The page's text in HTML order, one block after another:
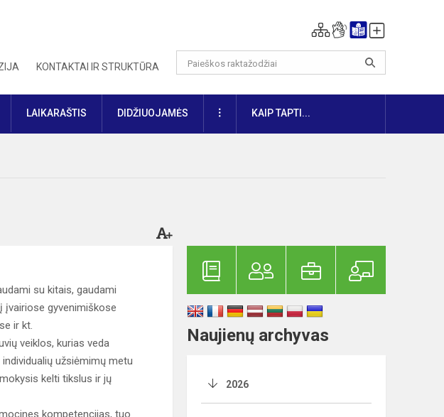
KONTAKTAI IR STRUKTŪRA
LAIKARAŠTIS DIDŽIUOJAMĖS DAUGIAUKAIP TAPTI...
su kitais, gaudami
įvairiose gyvenimiškose
ir kt.
veiklos, kurias veda
užsiėmimų metu
kelti tikslus ir jų
Naujienų archyvas
2026